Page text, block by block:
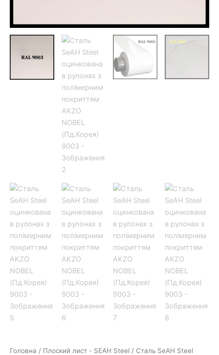
Головна / Плоский лист - SEAH Steel / Сталь SeAH Steel